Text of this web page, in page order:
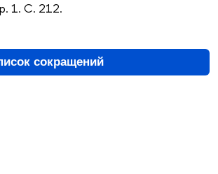
1. С. 212.
сокращений